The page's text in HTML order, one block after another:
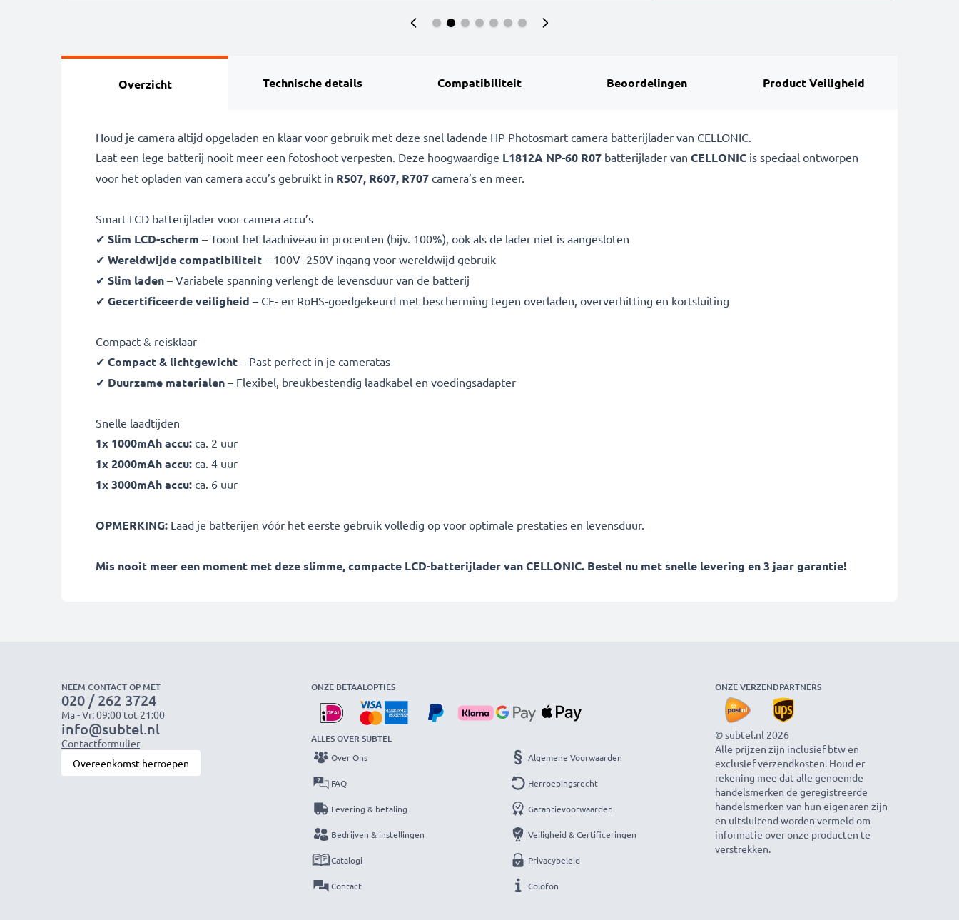
Overzicht Technische details Compatibiliteit Beoordelingen Product Veiligheid
Houd je camera altijd opgeladen en klaar voor gebruik met deze snel ladende HP Photosmart camera batterijlader van CELLONIC.
Laat een lege batterij nooit meer een fotoshoot verpesten. Deze hoogwaardige L1812A NP-60 R07 batterijlader van CELLONIC is speciaal ontworpen
voor het opladen van camera accu’s gebruikt in R507, R607, R707 camera’s en meer.
Smart LCD batterijlader voor camera accu’s
✔ Slim LCD-scherm – Toont het laadniveau in procenten (bijv. 100%), ook als de lader niet is aangesloten
✔ Wereldwijde compatibiliteit – 100V–250V ingang voor wereldwijd gebruik
✔ Slim laden – Variabele spanning verlengt de levensduur van de batterij
✔ Gecertificeerde veiligheid – CE- en RoHS-goedgekeurd met bescherming tegen overladen, oververhitting en kortsluiting
Compact & reisklaar
✔ Compact & lichtgewicht – Past perfect in je cameratas
✔ Duurzame materialen – Flexibel, breukbestendig laadkabel en voedingsadapter
Snelle laadtijden
1x 1000mAh accu: ca. 2 uur
1x 2000mAh accu: ca. 4 uur
1x 3000mAh accu: ca. 6 uur
OPMERKING: Laad je batterijen vóór het eerste gebruik volledig op voor optimale prestaties en levensduur.
Mis nooit meer een moment met deze slimme, compacte LCD-batterijlader van CELLONIC. Bestel nu met snelle levering en 3 jaar garantie!
NEEM CONTACT OP MET
020 / 262 3724
Ma - Vr: 09:00 tot 21:00
info@subtel.nl
Contactformulier
Overeenkomst herroepen
ONZE BETAALOPTIES
ALLES OVER SUBTEL
Over Ons
FAQ
Levering & betaling
Bedrijven & instellingen
Catalogi
Contact
Algemene Voorwaarden
Herroepingsrecht
Garantievoorwaarden
Veiligheid & Certificeringen
Privacybeleid
Colofon
ONZE VERZENDPARTNERS
© subtel.nl 2026
Alle prijzen zijn inclusief btw en
exclusief verzendkosten. Houd er
rekening mee dat alle genoemde
handelsmerken de geregistreerde
handelsmerken van hun eigenaren zijn
en uitsluitend worden vermeld om
informatie over onze producten te
verstrekken.